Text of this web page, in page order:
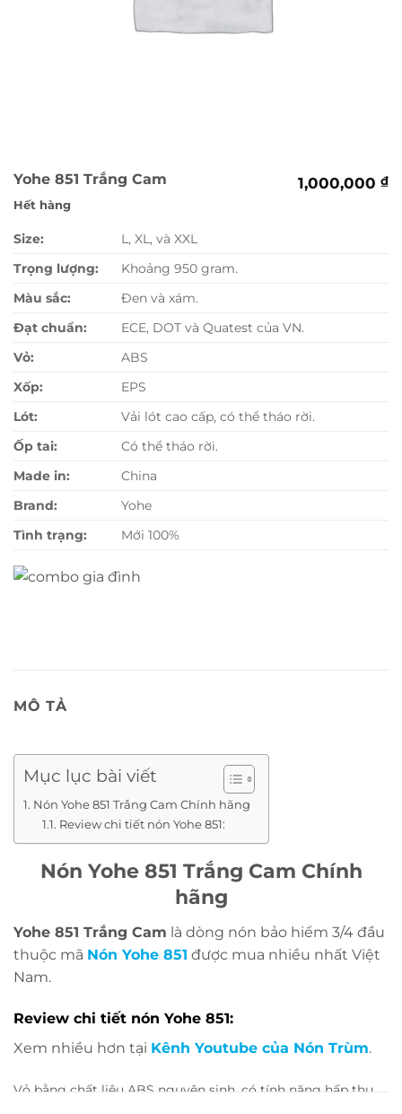
Yohe 851 Trắng Cam 1,000,000 ₫
Hết hàng
Size:
L, XL, và XXL
Trọng lượng:
Khoảng 950 gram.
Màu sắc:
Đen và xám.
Đạt chuẩn:
ECE, DOT và Quatest của VN.
Vỏ:
ABS
Xốp:
EPS
Lót:
Vải lót cao cấp, có thể tháo rời.
Ốp tai:
Có thể tháo rời.
Made in:
China
Brand:
Yohe
Tình trạng:
Mới 100%
MÔ TẢ
Mục lục bài viết
Nón Yohe 851 Trắng Cam Chính hãng
Review chi tiết nón Yohe 851:
Nón Yohe 851 Trắng Cam Chính
hãng
Yohe 851 Trắng Cam là dòng nón bảo hiểm 3/4 đầu
thuộc mã Nón Yohe 851 được mua nhiều nhất Việt
Nam.
Review chi tiết nón Yohe 851:
Xem nhiều hơn tại Kênh Youtube của Nón Trùm.
Vỏ bằng chất liệu ABS nguyên sinh, có tính năng hấp thụ